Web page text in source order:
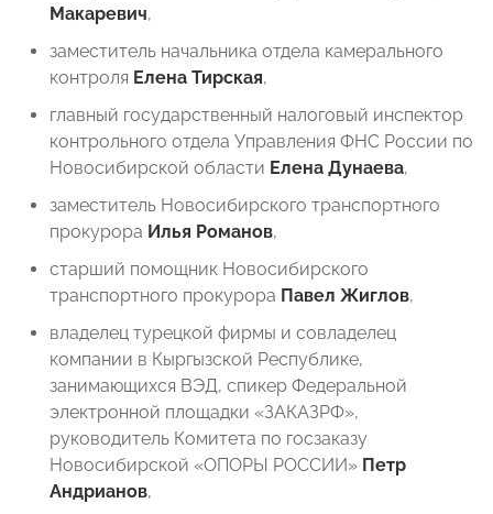
Макаревич,
заместитель начальника отдела камерального
контроля Елена Тирская,
главный государственный налоговый инспектор
контрольного отдела Управления ФНС России по
Новосибирской области Елена Дунаева,
заместитель Новосибирского транспортного
прокурора Илья Романов,
старший помощник Новосибирского
транспортного прокурора Павел Жиглов,
владелец турецкой фирмы и совладелец
компании в Кыргызской Республике,
занимающихся ВЭД, спикер Федеральной
электронной площадки «ЗАКАЗРФ»,
руководитель Комитета по госзаказу
Новосибирской «ОПОРЫ РОССИИ» Петр
Андрианов,